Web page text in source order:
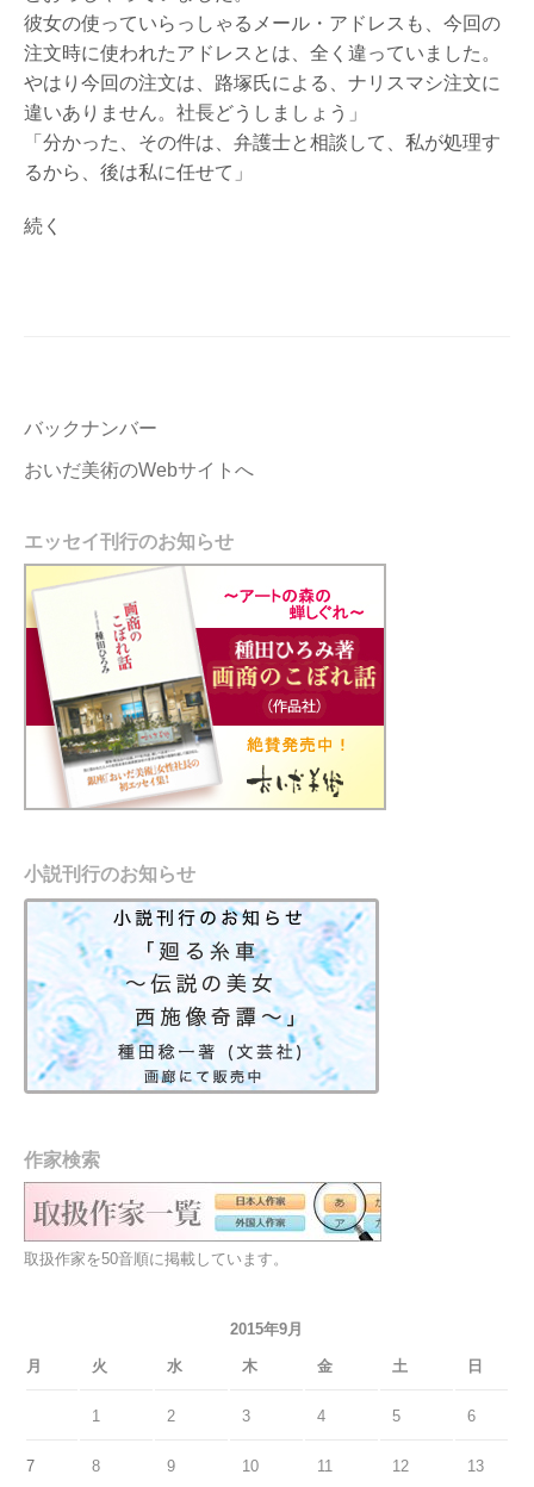
彼女の使っていらっしゃるメール・アドレスも、今回の
注文時に使われたアドレスとは、全く違っていました。
やはり今回の注文は、路塚氏による、ナリスマシ注文に
違いありません。社長どうしましょう」
「分かった、その件は、弁護士と相談して、私が処理す
るから、後は私に任せて」
続く
バックナンバー
おいだ美術のWebサイトへ
エッセイ刊行のお知らせ
小説刊行のお知らせ
作家検索
取扱作家を50音順に掲載しています。
2015年9月
月 火 水 木 金 土 日
1 2 3 4 5 6
7 8 9 10 11 12 13